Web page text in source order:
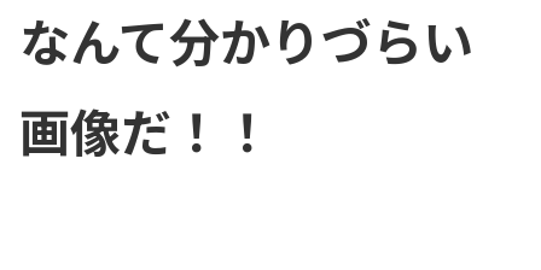
なんて分かりづらい
画像だ！！